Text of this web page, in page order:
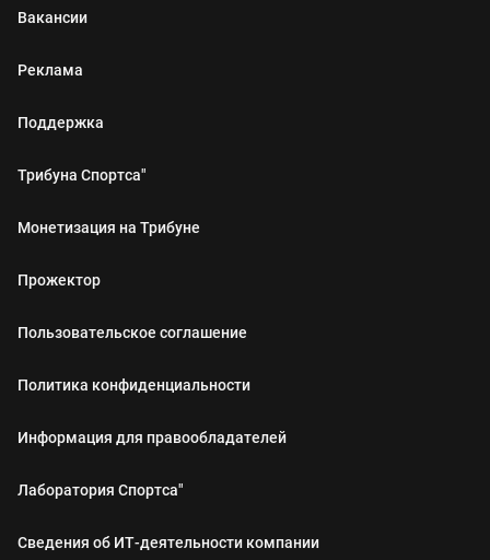
Вакансии
Реклама
Поддержка
Трибуна Спортса"
Монетизация на Трибуне
Прожектор
Пользовательское соглашение
Политика конфиденциальности
Информация для правообладателей
Лаборатория Спортса"
Сведения об ИТ‑деятельности компании